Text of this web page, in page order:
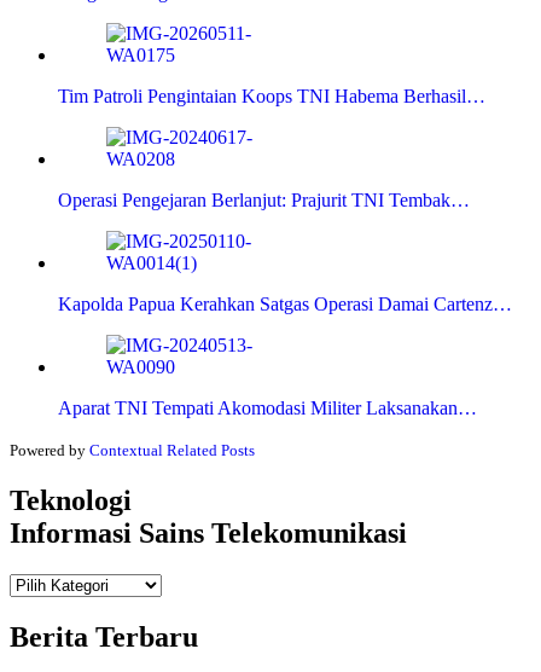
Tim Patroli Pengintaian Koops TNI Habema Berhasil…
Operasi Pengejaran Berlanjut: Prajurit TNI Tembak…
Kapolda Papua Kerahkan Satgas Operasi Damai Cartenz…
Aparat TNI Tempati Akomodasi Militer Laksanakan…
Powered by Contextual Related Posts
Teknologi
Informasi Sains Telekomunikasi
Teknologi
Berita Terbaru